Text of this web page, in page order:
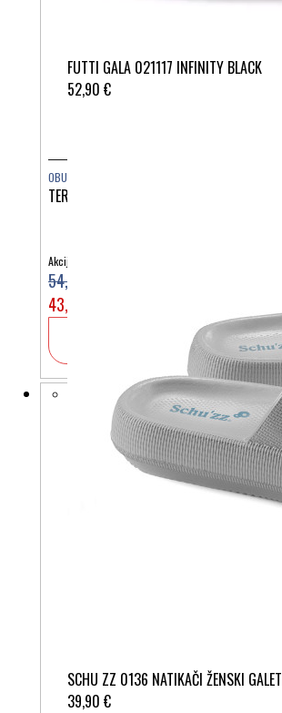
FUTTI GALA 021117 INFINITY BLACK
52,90 €
SCHU ZZ 0136 NATIKAČI ŽENSKI GALET
39,90 €
OBUTEV
TERLIK SABO NAILS ST290
Akcijska cena:
54,90 €
43,92 €